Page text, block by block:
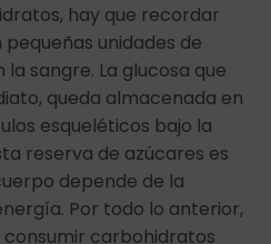
hay que recordar
unidades de
sangre. La glucosa que
queda almacenada en
esqueléticos bajo la
reserva de azúcares es
depende de la
Por todo lo anterior,
carbohidratos